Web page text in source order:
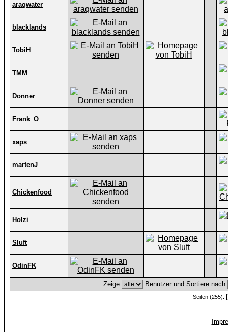
araqwater
blacklands
TobiH
TMM
Donner
Frank_O
xaps
martenJ
Chickenfood
Holzi
Sluft
OdinFK
Zeige Benutzer und Sortiere nach
Seiten (255):